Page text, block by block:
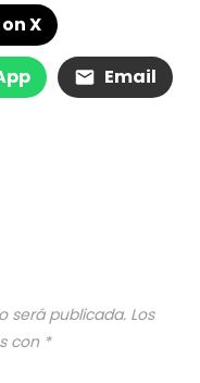
X
Email
será publicada. Los
con *